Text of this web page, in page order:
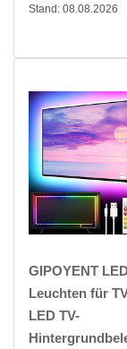
Stand: 08.08.2026
GIPOYENT
Leuchten für
LED TV-